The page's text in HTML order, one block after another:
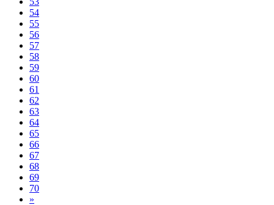
54
55
56
57
58
59
60
61
62
63
64
65
66
67
68
69
70
»